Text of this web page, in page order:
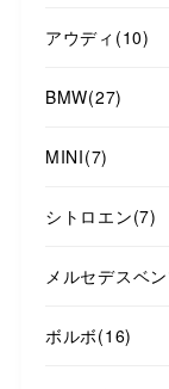
アウディ (10)
BMW(27)
MINI(7)
シトロエン(7)
メルセデスベ
ボルボ(16)